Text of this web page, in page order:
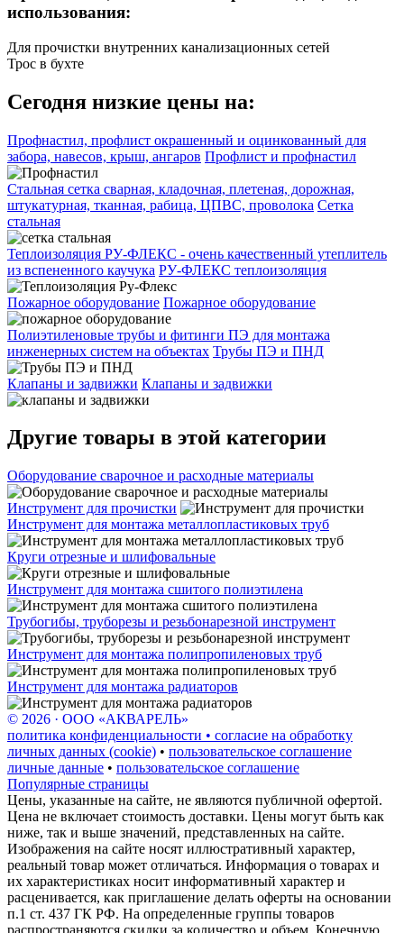
использования:
Для прочистки внутренних канализационных сетей
Трос в бухте
Сегодня низкие цены на:
Профнастил, профлист окрашенный и оцинкованный для
забора, навесов, крыш, ангаров Профлист и профнастил
Стальная сетка сварная, кладочная, плетеная, дорожная,
штукатурная, тканная, рабица, ЦПВС, проволока Сетка
стальная
Теплоизоляция РУ-ФЛЕКС - очень качественный утеплитель
из вспененного каучука РУ-ФЛЕКС теплоизоляция
Пожарное оборудование Пожарное оборудование
Полиэтиленовые трубы и фитинги ПЭ для монтажа
инженерных систем на объектах Трубы ПЭ и ПНД
Клапаны и задвижки Клапаны и задвижки
Другие товары в этой категории
Оборудование сварочное и расходные материалы
Инструмент для прочистки
Инструмент для монтажа металлопластиковых труб
Круги отрезные и шлифовальные
Инструмент для монтажа сшитого полиэтилена
Трубогибы, труборезы и резьбонарезной инструмент
Инструмент для монтажа полипропиленовых труб
Инструмент для монтажа радиаторов
© 2026 · ООО «АКВАРЕЛЬ»
политика конфиденциальности • согласие на обработку
личных данных (cookie) • пользовательское соглашение
личные данные • пользовательское соглашение
Популярные страницы
Цены, указанные на сайте, не являются публичной офертой.
Цена не включает стоимость доставки. Цены могут быть как
ниже, так и выше значений, представленных на сайте.
Изображения на сайте носят иллюстративный характер,
реальный товар может отличаться. Информация о товарах и
их характеристиках носит информативный характер и
расценивается, как приглашение делать оферты на основании
п.1 ст. 437 ГК РФ. На определенные группы товаров